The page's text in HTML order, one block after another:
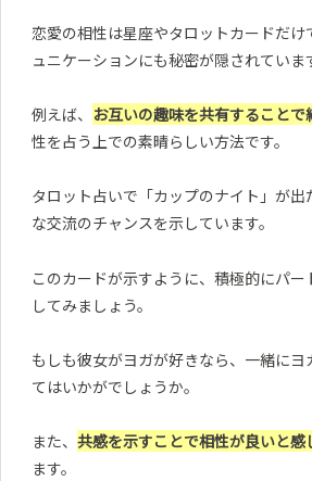
恋愛の相性は星座やタロットカードだけ
ュニケーションにも秘密が隠されていま
例えば、 お互いの趣味を共有することで
性を占う上での素晴らしい方法です。
タロット占いで「カップのナイト」が
な交流のチャンスを示しています。
このカードが示すように、積極的にパ
してみましょう。
もしも彼女がヨガが好きなら、一緒に
てはいかがでしょうか。
また、 共感を示すことで相性が良いと感
ます。